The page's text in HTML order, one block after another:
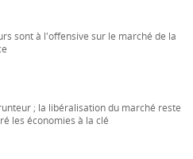
sont à l'offensive sur le marché de la
; la libéralisation du marché reste
les économies à la clé